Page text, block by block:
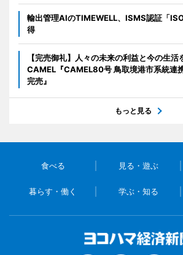
輸出管理AIのTIMEWELL、ISMS認証「
得
【完売御礼】人々の未来の利益と今の生活
CAMEL『CAMEL80号 鳥取境港市系統連
完売』
もっと見る
食べる 見る・遊ぶ
暮らす・働く 学ぶ・知る